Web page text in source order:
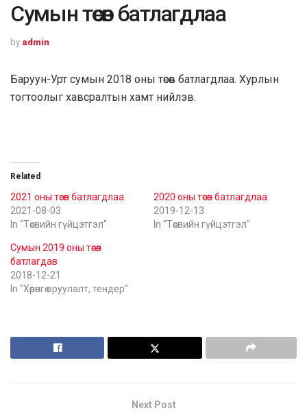
Сумын төсөв батлагдлаа
by admin
Баруун-Урт сумын 2018 оны төсөв батлагдлаа. Хурлын
тогтоолыг хавсралтын хамт нийлэв.
Related
2021 оны төсөв батлагдлаа
2021-08-03
In "Төсвийн гүйцэтгэл"
2020 оны төсөв батлагдлаа
2019-12-13
In "Төсвийн гүйцэтгэл"
Сумын 2019 оны төсөв
батлагдав
2018-12-21
In "Хөрөнгө оруулалт, тендер"
Next Post